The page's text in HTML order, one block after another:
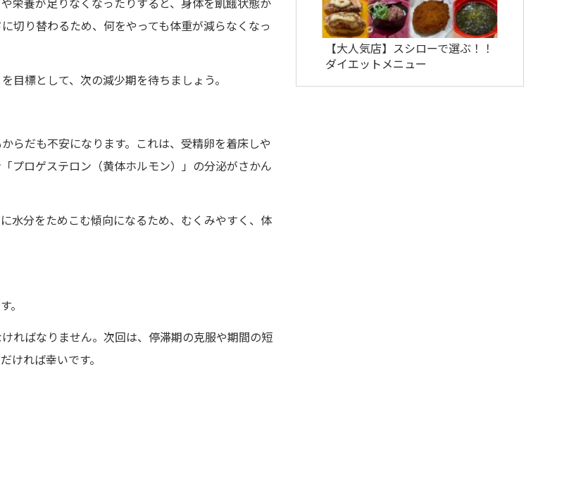
栄養が足りなくなったりすると、身体を飢餓状態か
切り替わるため、何をやっても体重が減らなくなっ
目標として、次の減少期を待ちましょう。
らだも不安になります。これは、受精卵を着床しや
「プロゲステロン（黄体ホルモン）」 の分泌がさかん
水分をためこむ傾向になるため、むくみやすく、体
。
ればなりません。次回は、停滞期の克服や期間の短
ければ幸いです。
【大人気店】スシローで選ぶ！！
ダイエットメニュー